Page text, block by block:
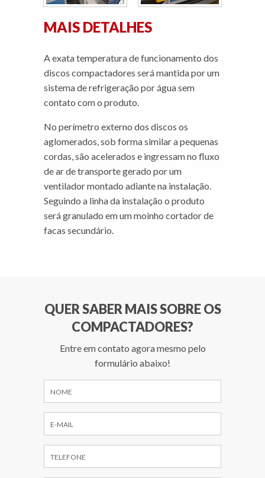
MAIS DETALHES
A exata temperatura de funcionamento dos
discos compactadores será mantida por um
sistema de refrigeração por água sem
contato com o produto.
No perímetro externo dos discos os
aglomerados, sob forma similar a pequenas
cordas, são acelerados e ingressam no fluxo
de ar de transporte gerado por um
ventilador montado adiante na instalação.
Seguindo a linha da instalação o produto
será granulado em um moinho cortador de
facas secundário.
QUER SABER MAIS SOBRE OS
COMPACTADORES?
Entre em contato agora mesmo pelo
formulário abaixo!